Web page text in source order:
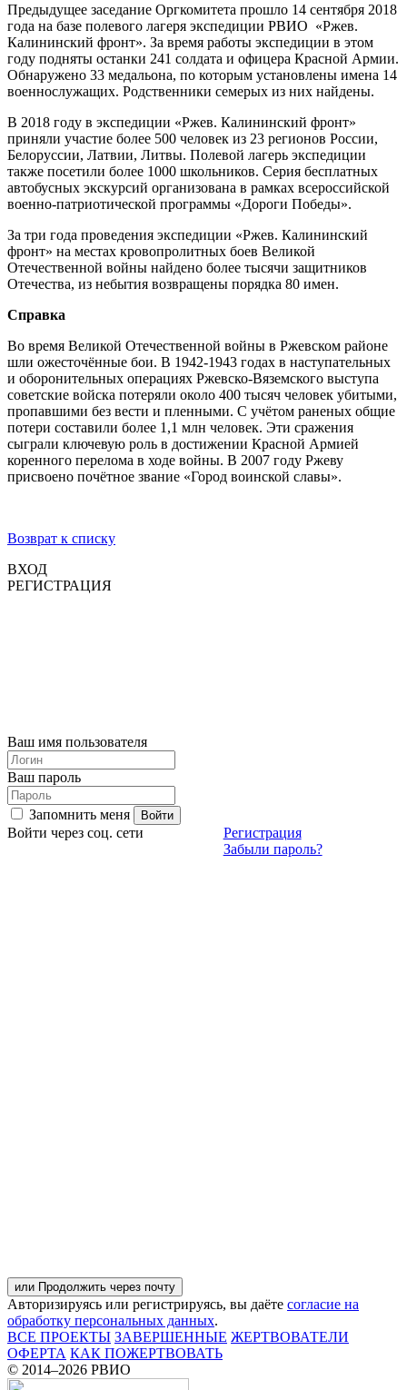
Предыдущее заседание Оргкомитета прошло 14 сентября 2018
года на базе полевого лагеря экспедиции РВИО «Ржев.
Калининский фронт». За время работы экспедиции в этом
году подняты останки 241 солдата и офицера Красной Армии.
Обнаружено 33 медальона, по которым установлены имена 14
военнослужащих. Родственники семерых из них найдены.
В 2018 году в экспедиции «Ржев. Калининский фронт»
приняли участие более 500 человек из 23 регионов России,
Белоруссии, Латвии, Литвы. Полевой лагерь экспедиции
также посетили более 1000 школьников. Серия бесплатных
автобусных экскурсий организована в рамках всероссийской
военно-патриотической программы «Дороги Победы».
За три года проведения экспедиции «Ржев. Калининский
фронт» на местах кровопролитных боев Великой
Отечественной войны найдено более тысячи защитников
Отечества, из небытия возвращены порядка 80 имен.
Справка
Во время Великой Отечественной войны в Ржевском районе
шли ожесточённые бои. В 1942-1943 годах в наступательных
и оборонительных операциях Ржевско-Вяземского выступа
советские войска потеряли около 400 тысяч человек убитыми,
пропавшими без вести и пленными. С учётом раненых общие
потери составили более 1,1 млн человек. Эти сражения
сыграли ключевую роль в достижении Красной Армией
коренного перелома в ходе войны. В 2007 году Ржеву
присвоено почётное звание «Город воинской славы».
Возврат к списку
ВХОД
РЕГИСТРАЦИЯ
Ваш имя пользователя
Ваш пароль
Запомнить меня
Регистрация
Забыли пароль?
Войти через соц. сети
или Продолжить через почту
Авторизируясь или регистрируясь, вы даёте согласие на
обработку персональных данных.
ВСЕ ПРОЕКТЫ ЗАВЕРШЕННЫЕ ЖЕРТВОВАТЕЛИ
ОФЕРТА КАК ПОЖЕРТВОВАТЬ
© 2014–2026 РВИО